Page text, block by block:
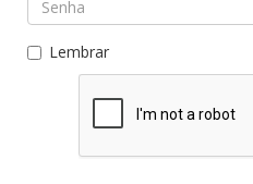
Lembrar